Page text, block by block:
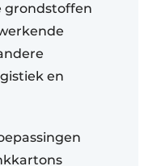
grondstoffen
en